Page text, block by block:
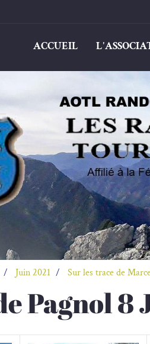
ACCUEIL
Juin 2021 Sur les trace de
Pagnol 8